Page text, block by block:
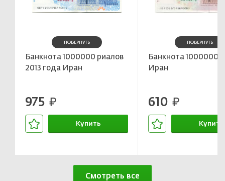
ПОВЕРНУТЬ
Банкнота 1000000 риалов
2013 года Иран
975 руб.
Купить
ПОВЕРНУТЬ
Банкнота 1000000
Иран
610 руб.
Купить
Смотреть все